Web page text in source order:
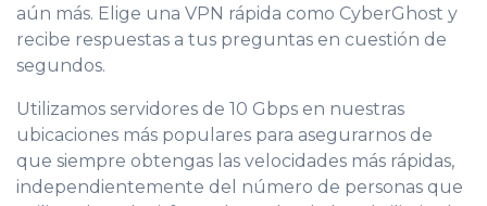
aún más. Elige una VPN rápida como CyberGhost y
recibe respuestas a tus preguntas en cuestión de
segundos.
Utilizamos servidores de 10 Gbps en nuestras
ubicaciones más populares para asegurarnos de
que siempre obtengas las velocidades más rápidas,
independientemente del número de personas que